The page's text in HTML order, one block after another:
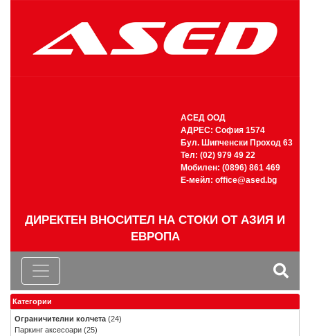
АСЕД ООД
АДРЕС: София 1574
Бул. Шипченски Проход 63
Тел: (02) 979 49 22
Мобилен: (0896) 861 469
Е-мейл: office@ased.bg
ДИРЕКТЕН ВНОСИТЕЛ НА СТОКИ ОТ АЗИЯ И
ЕВРОПА
Категории
Ограничителни колчета(24)
Паркинг аксесоари (25)